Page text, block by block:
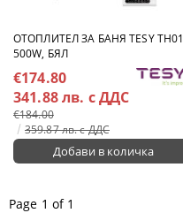
ОТОПЛИТЕЛ ЗА БАНЯ TESY TH01
500W, БЯЛ
€174.80
341.88 лв. с ДДС
€184.00
359.87 лв. с ДДС
Page 1 of 1